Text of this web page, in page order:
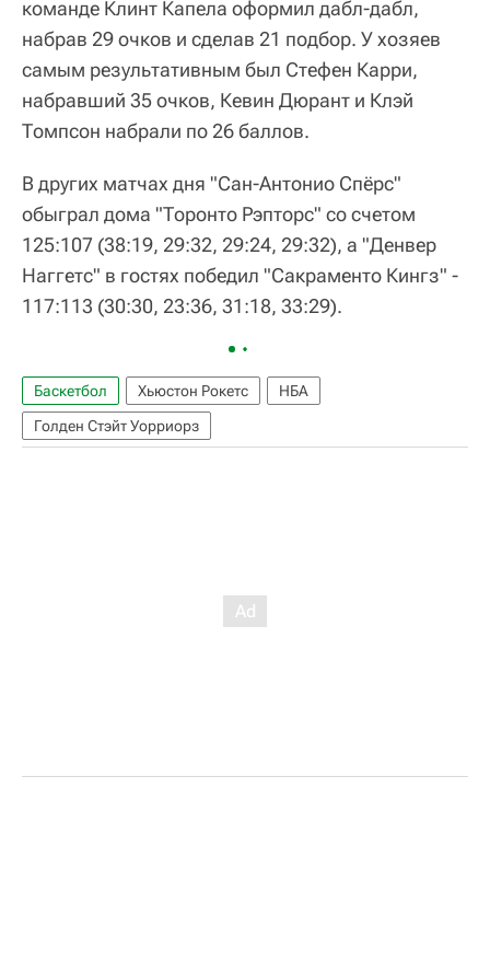
команде Клинт Капела оформил дабл-дабл,
набрав 29 очков и сделав 21 подбор. У хозяев
самым результативным был Стефен Карри,
набравший 35 очков, Кевин Дюрант и Клэй
Томпсон набрали по 26 баллов.
В других матчах дня "Сан-Антонио Спёрс"
обыграл дома "Торонто Рэпторс" со счетом
125:107 (38:19, 29:32, 29:24, 29:32), а "Денвер
Наггетс" в гостях победил "Сакраменто Кингз" -
117:113 (30:30, 23:36, 31:18, 33:29).
Баскетбол Хьюстон Рокетс
НБА
Голден Стэйт Уорриорз